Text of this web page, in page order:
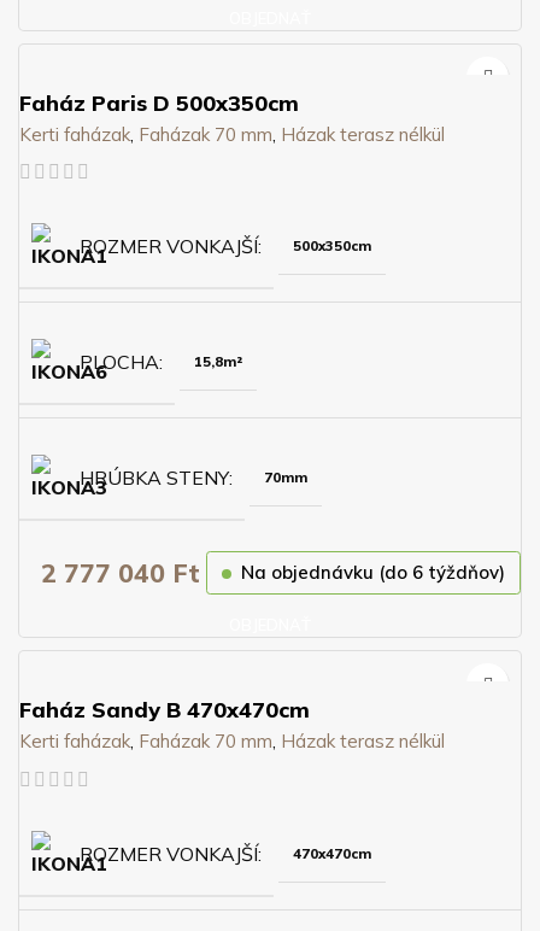
Faház Paris D 500x350cm
Kerti faházak Faházak 70 mm Házak terasz nélkül
ROZMER VONKAJŠÍ 500x350cm
PLOCHA 15,8m²
HRÚBKA STENY 70mm
2 777 040 Ft Na objednávku (do 6 týždňov)
Faház Sandy B 470x470cm
Kerti faházak, Faházak 70 mm, Házak terasz nélkül
ROZMER VONKAJŠÍ 470x470cm